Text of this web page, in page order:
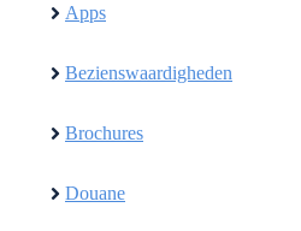
Apps
Bezienswaardigheden
Brochures
Douane